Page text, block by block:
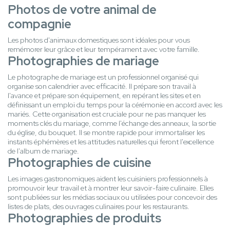
Photos de votre animal de
compagnie
Les photos d'animaux domestiques sont idéales pour vous
remémorer leur grâce et leur tempérament avec votre famille.
Photographies de mariage
Le photographe de mariage est un professionnel organisé qui
organise son calendrier avec efficacité. Il prépare son travail à
l'avance et prépare son équipement, en repérant les sites et en
définissant un emploi du temps pour la cérémonie en accord avec les
mariés. Cette organisation est cruciale pour ne pas manquer les
moments clés du mariage, comme l'échange des anneaux, la sortie
du église, du bouquet. Il se montre rapide pour immortaliser les
instants éphémères et les attitudes naturelles qui feront l'excellence
de l'album de mariage.
Photographies de cuisine
Les images gastronomiques aident les cuisiniers professionnels à
promouvoir leur travail et à montrer leur savoir-faire culinaire. Elles
sont publiées sur les médias sociaux ou utilisées pour concevoir des
listes de plats, des ouvrages culinaires pour les restaurants.
Photographies de produits